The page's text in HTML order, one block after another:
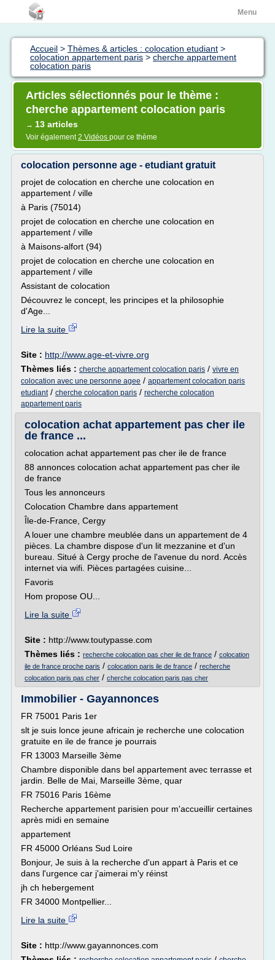
Menu
Accueil > Thèmes & articles : colocation etudiant >
colocation appartement paris > cherche appartement
colocation paris
Articles sélectionnés pour le thème :
cherche appartement colocation paris
→ 13 articles
Voir également2 Vidéos pour ce thème
colocation personne age - etudiant gratuit
projet de colocation en cherche une colocation en
appartement / ville
à Paris (75014)
projet de colocation en cherche une colocation en
appartement / ville
à Maisons-alfort (94)
projet de colocation en cherche une colocation en
appartement / ville
Assistant de colocation
Découvrez le concept, les principes et la philosophie
d'Age...
Lire la suite
Site : http://www.age-et-vivre.org
Thèmes liés : cherche appartement colocation paris / vivre en
colocation avec une personne agee / appartement colocation paris
etudiant/ cherche colocation paris / recherche colocation
appartement paris
colocation achat appartement pas cher ile
de france ...
colocation achat appartement pas cher ile de france
88 annonces colocation achat appartement pas cher ile
de france
Tous les annonceurs
Colocation Chambre dans appartement
Île-de-France, Cergy
A louer une chambre meublée dans un appartement de 4
pièces. La chambre dispose d'un lit mezzanine et d'un
bureau. Situé à Cergy proche de l'avenue du nord. Accès
internet via wifi. Pièces partagées cuisine...
Favoris
Hom propose OU...
Lire la suite
Site : http://www.toutypasse.com
Thèmes liés : recherche colocation pas cher ile de france / colocation
ile de france proche paris / colocation paris ile de france / recherche
colocation paris pas cher / cherche colocation paris pas cher
Immobilier - Gayannonces
FR 75001 Paris 1er
slt je suis lonce jeune africain je recherche une colocation
gratuite en ile de france je pourrais
FR 13003 Marseille 3ème
Chambre disponible dans bel appartement avec terrasse et
jardin. Belle de Mai, Marseille 3ème, quar
FR 75016 Paris 16ème
Recherche appartement parisien pour m'accueillir certaines
après midi en semaine
appartement
FR 45000 Orléans Sud Loire
Bonjour, Je suis à la recherche d'un appart à Paris et ce
dans l'urgence car j'aimerai m'y réinst
jh ch hebergement
FR 34000 Montpellier...
Lire la suite
Site : http://www.gayannonces.com